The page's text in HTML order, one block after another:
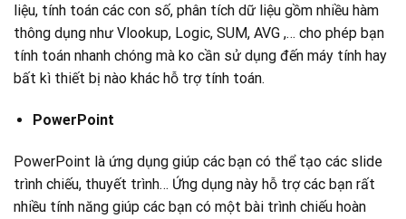
liệu, tính toán các con số, phân tích dữ liệu gồm nhiều hàm
thông dụng như Vlookup, Logic, SUM, AVG ,… cho phép bạn
tính toán nhanh chóng mà ko cần sử dụng đến máy tính hay
bất kì thiết bị nào khác hỗ trợ tính toán.
PowerPoint
PowerPoint là ứng dụng giúp các bạn có thể tạo các slide
trình chiếu, thuyết trình… Ứng dụng này hỗ trợ các bạn rất
nhiều tính năng giúp các bạn có một bài trình chiếu hoàn